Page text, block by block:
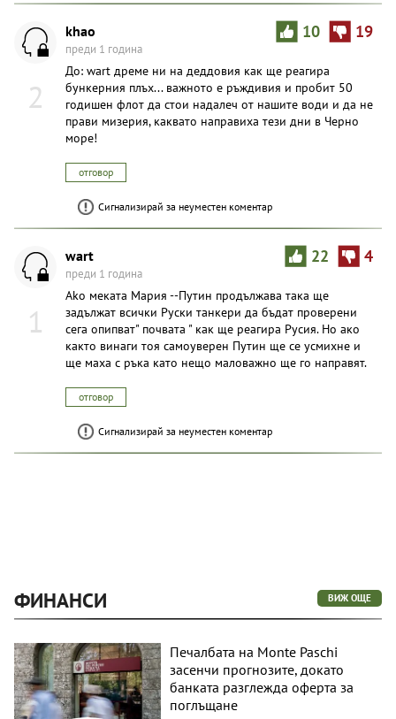
2
10 19
khao
преди 1 година
До: wart дреме ни на деддовия как ще реагира
бункерния плъх... важното е ръждивия и пробит 50
годишен флот да стои надалеч от нашите води и да не
прави мизерия, каквато направиха тези дни в Черно
море!
отговор
Сигнализирай за неуместен коментар
1
22 4
wart
преди 1 година
Akо меката Мария --Путин продължава така ще
задължат всички Руски танкери да бъдат проверени
сега опипват" почвата " как ще реагира Русия. Но ако
както винаги тоя самоуверен Путин ще се усмихне и
ще маха с ръка като нещо маловажно ще го направят.
отговор
Сигнализирай за неуместен коментар
ФИНАНСИ ВИЖ ОЩЕ
Печалбата на Monte Paschi
засенчи прогнозите, докато
банката разглежда оферта за
поглъщане